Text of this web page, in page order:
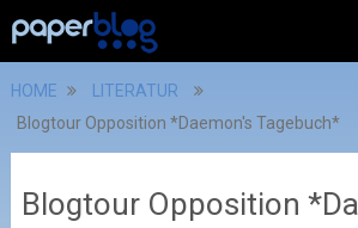
HOME
LITERATUR
Blogtour Opposition *Daemon's Tagebuch*
Blogtour Opposition